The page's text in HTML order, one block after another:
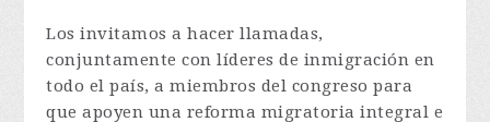
Los invitamos a hacer llamadas,
conjuntamente con líderes de inmigración en
todo el país, a miembros del congreso para
que apoyen una reforma migratoria integral e